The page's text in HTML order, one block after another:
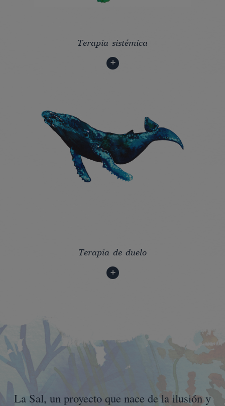
Terapia sistémica
Terapia de duelo
La Sal, un proyecto que nace de la ilusión y